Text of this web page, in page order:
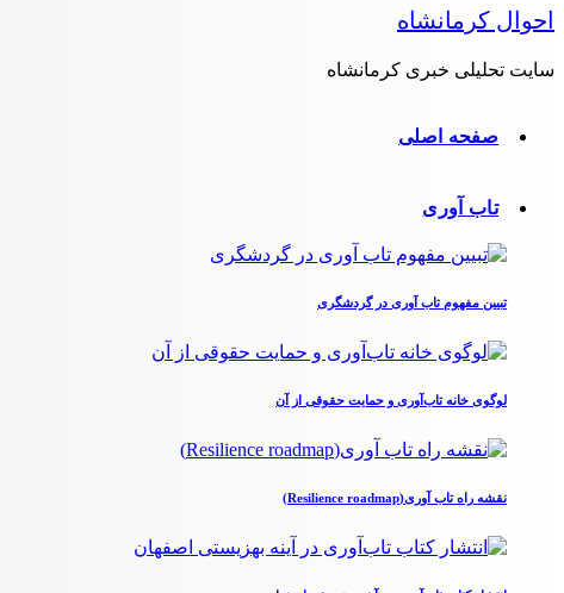
احوال کرمانشاه
سایت تحلیلی خبری کرمانشاه
صفحه اصلی
تاب آوری
تبیین مفهوم تاب آوری در گردشگری
لوگوی خانه تاب‌آوری و حمایت حقوقی از آن
نقشه راه تاب آوری(Resilience roadmap)